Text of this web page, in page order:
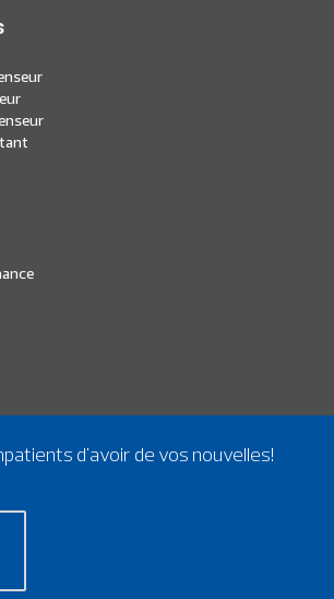
d'avoir de vos nouvelles!